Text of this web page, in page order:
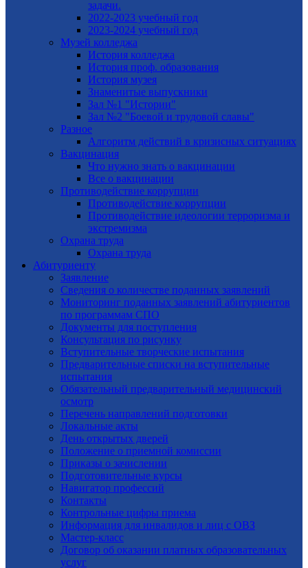
задачи.
2022-2023 учебный год
2023-2024 учебный год
Музей колледжа
История колледжа
История проф. образования
История музея
Знаменитые выпускники
Зал №1 "Истории"
Зал №2 "Боевой и трудовой славы"
Разное
Алгоритм действий в кризисных ситуациях
Вакцинация
Что нужно знать о вакцинации
Все о вакцинации
Противодействие коррупции
Противодействие коррупции
Противодействие идеологии терроризма и
экстремизма
Охрана труда
Охрана труда
Абитуриенту
Заявление
Cведения о количестве поданных заявлений
Мониторинг поданных заявлений абитуриентов
по программам СПО
Документы для поступления
Консультация по рисунку
Вступительные творческие испытания
Предварительные списки на вступительные
испытания
Обязательный предварительный медицинский
осмотр
Перечень направлений подготовки
Локальные акты
День открытых дверей
Положение о приемной комиссии
Приказы о зачислении
Подготовительные курсы
Навигатор профессий
Контакты
Контрольные цифры приема
Информация для инвалидов и лиц с ОВЗ
Мастер-класс
Договор об оказании платных образовательных
услуг